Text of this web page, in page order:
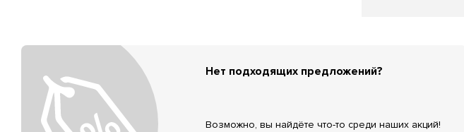
Нет подходящих предложений?
Возможно, вы найдёте что-то среди наших акций!